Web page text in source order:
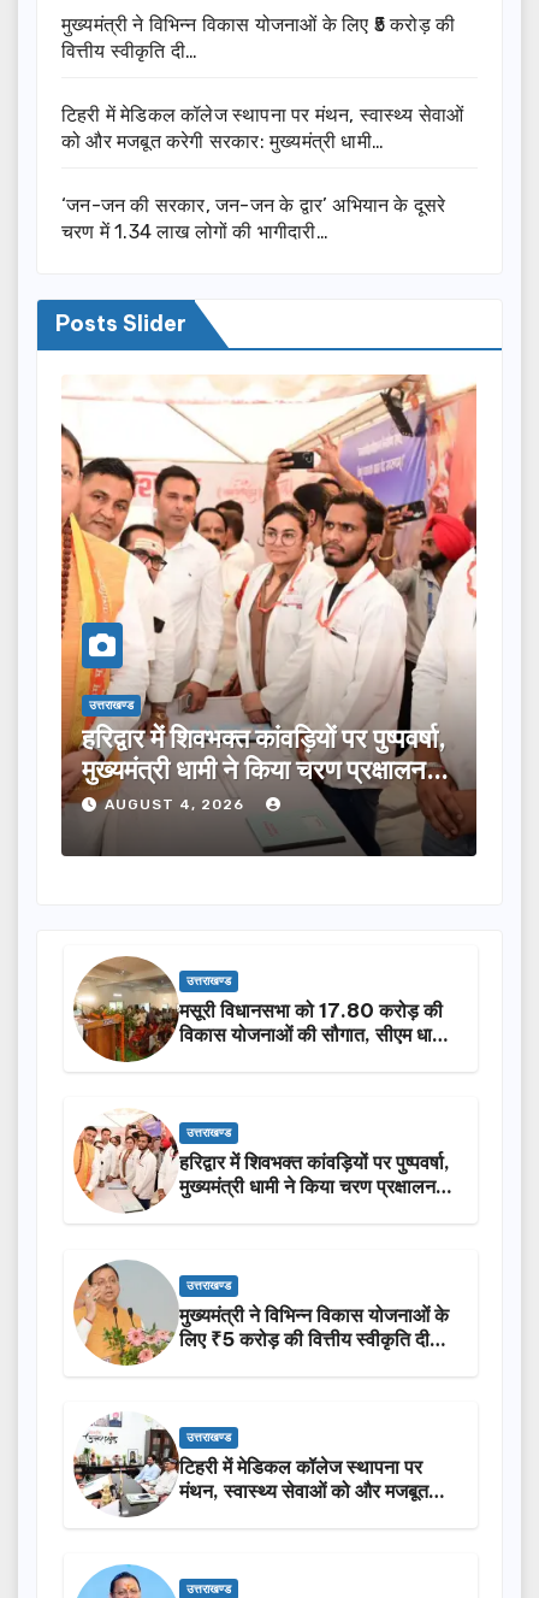
मुख्यमंत्री ने विभिन्न विकास योजनाओं के लिए ₹5 करोड़ की
वित्तीय स्वीकृति दी…
टिहरी में मेडिकल कॉलेज स्थापना पर मंथन, स्वास्थ्य सेवाओं
को और मजबूत करेगी सरकार: मुख्यमंत्री धामी…
‘जन-जन की सरकार, जन-जन के द्वार’ अभियान के दूसरे
चरण में 1.34 लाख लोगों की भागीदारी…
Posts Slider
पर पुष्पवर्षा,
प्रक्षालन…
उत्तराखण्ड
मुख्यमंत्री ने विभिन्न विकास
लिए ₹5 करोड़ की वित्तीय स्वीकृति
AUGUST 4, 2026
उत्तराखण्ड
मसूरी विधानसभा को 17.80 करोड़ की
विकास योजनाओं की सौगात, सीएम धामी
उत्तराखण्ड
हरिद्वार में शिवभक्त कांवड़ियों पर पुष्पवर्षा,
मुख्यमंत्री धामी ने किया चरण प्रक्षालन…
उत्तराखण्ड
मुख्यमंत्री ने विभिन्न विकास योजनाओं के
लिए ₹5 करोड़ की वित्तीय स्वीकृति दी…
उत्तराखण्ड
टिहरी में मेडिकल कॉलेज स्थापना पर
मंथन, स्वास्थ्य सेवाओं को और मजबूत
उत्तराखण्ड